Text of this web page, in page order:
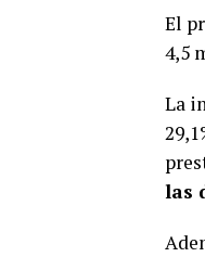
El
4,5
La
las